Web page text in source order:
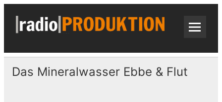
Skip
content
Das Mineralwasser Ebbe & Flut